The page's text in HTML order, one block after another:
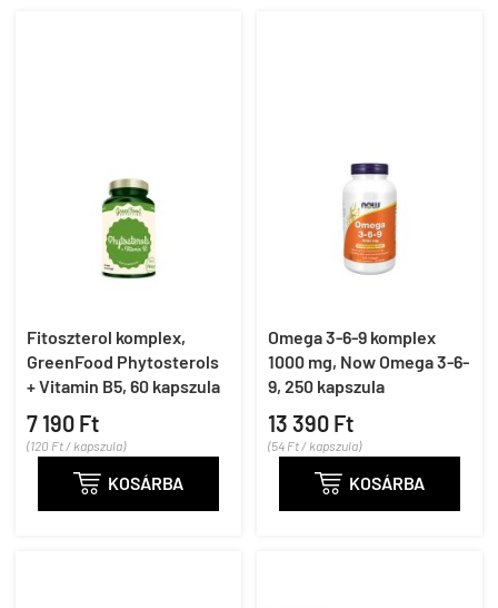
Fitoszterol komplex,
GreenFood Phytosterols
+ Vitamin B5, 60 kapszula
7 190 Ft
(120 Ft / kapszula)
 KOSÁRBA
Omega 3-6-9 komplex
1000 mg, Now Omega 3-6-
9, 250 kapszula
13 390 Ft
(54 Ft / kapszula)
 KOSÁRBA